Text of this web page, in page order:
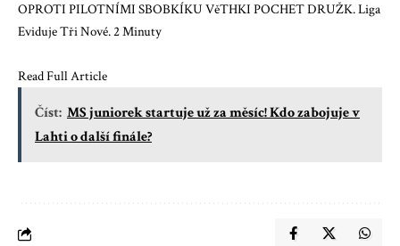
OPROTI PILOTNÍMI SBOBKÍKU VěTHKI POCHET DRUŽK. Liga
Eviduje Tři Nové. 2 Minuty
Read Full Article
Číst: MS juniorek startuje už za měsíc! Kdo zabojuje v
Lahti o další finále?